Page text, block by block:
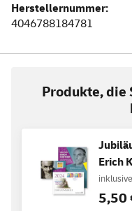
Herstellernummer:
4046788184781
Produkte, die
Erich
5,50